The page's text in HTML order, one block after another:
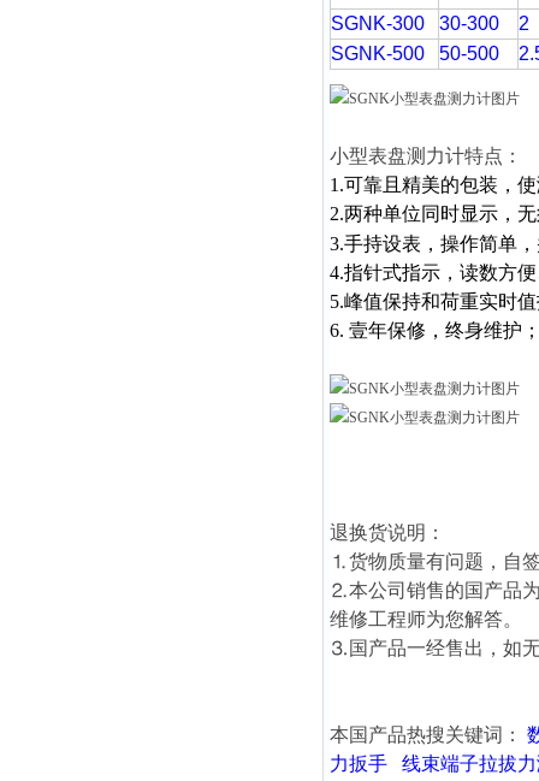
SGNK-300
30-300
2
SGNK-500
50-500
小型表盘测力计特点：
1.可靠且精美的包装，
2.两种单位同时显示，
3.手持设表，操作简单
4.指针式指示，读数方
5.峰值保持和荷重实时
6. 壹年保修，终身维护
退换货说明：
⒈货物质量有问题，自
⒉本公司销售的国产品
维修工程师为您解答。
⒊国产品一经售出，如
本国产品热搜关键词：
力扳手
线束端子拉拔